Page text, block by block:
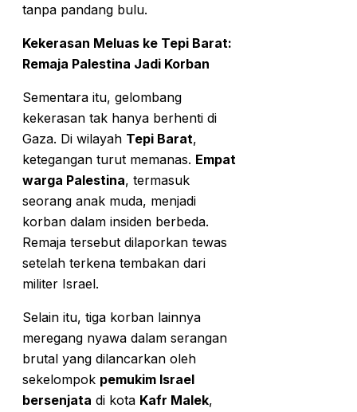
tanpa pandang bulu.
Kekerasan Meluas ke Tepi Barat:
Remaja Palestina Jadi Korban
Sementara itu, gelombang
kekerasan tak hanya berhenti di
Gaza. Di wilayah Tepi Barat,
ketegangan turut memanas. Empat
warga Palestina, termasuk
seorang anak muda, menjadi
korban dalam insiden berbeda.
Remaja tersebut dilaporkan tewas
setelah terkena tembakan dari
militer Israel.
Selain itu, tiga korban lainnya
meregang nyawa dalam serangan
brutal yang dilancarkan oleh
sekelompok pemukim Israel
bersenjata di kota Kafr Malek,